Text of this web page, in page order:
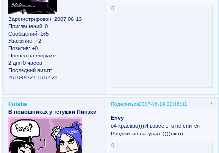
Зарегистрирован: 2007-06-13
Приглашений: 0
Сообщений: 165
Уважение: +2
Позитив: +0
Провел на форуме:
2 дня 0 часов
Последний визит:
2010-04-27 15:02:24
0
Поделиться 7
2007-06-19 22:46:31
Futaba
В помошниках у тётушки Пинаки
Envy
о4 красиво)))И вовсе это не снится
Ренджи..он натурал..))))няя))
0